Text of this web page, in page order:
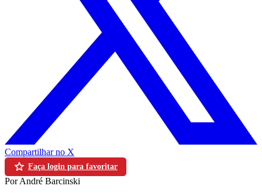
Compartilhar no X
Faça login para favoritar
Por André Barcinski